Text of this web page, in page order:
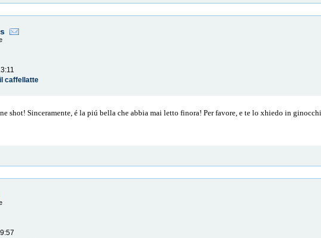
caffellatte
shot! Sinceramente, é la piú bella che abbia mai letto finora! Per favore, e te lo xhiedo in